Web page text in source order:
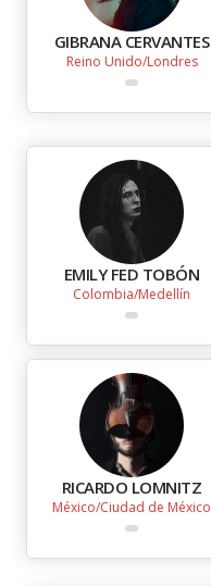
GIBRANA CERVANTES
Reino Unido Londres
EMILY FED TOBÓN
Colombia Medellín
RICARDO LOMNITZ
México Ciudad de México